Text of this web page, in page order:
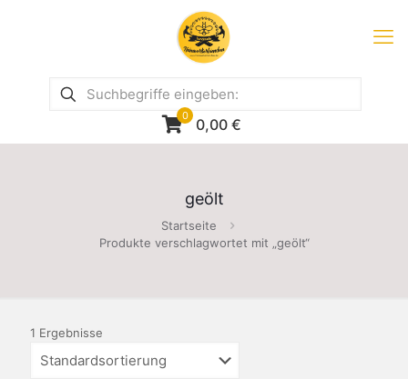
0 0,00 €
geölt
Startseite
Produkte verschlagwortet mit „geölt“
1 Ergebnisse